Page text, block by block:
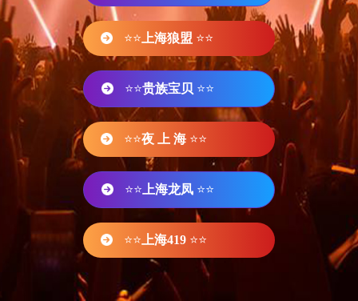
⭐⭐ 上海狼盟 ⭐⭐
⭐⭐贵族宝贝 ⭐⭐
⭐⭐夜 上 海 ⭐⭐
⭐⭐ 上海龙凤 ⭐⭐
⭐⭐ 上海419 ⭐⭐